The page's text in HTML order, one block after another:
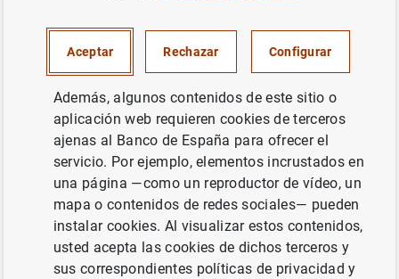
SITUACIÓN ECONÓMICA
Hogares y sociedades no financieras de la
zona del euro: segundo trimestre de 2022
(203
Siguiente
Aceptar Rechazar Configurar
Además, algunos contenidos de este sitio o
aplicación web requieren cookies de terceros
ajenas al Banco de España para ofrecer el
servicio. Por ejemplo, elementos incrustados en
una página —como un reproductor de vídeo, un
mapa o contenidos de redes sociales— pueden
instalar cookies. Al visualizar estos contenidos,
usted acepta las cookies de dichos terceros y
sus correspondientes políticas de privacidad y